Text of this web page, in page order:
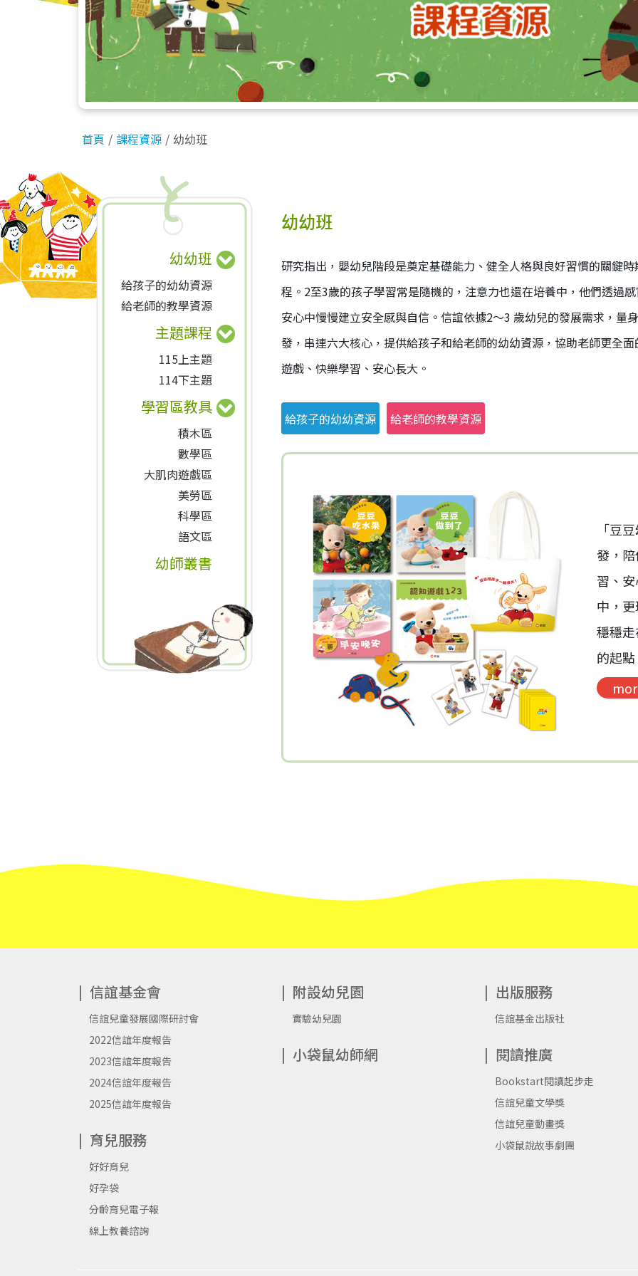
首頁 課程資源 幼幼班
幼幼班
給孩子的幼幼資源
給老師的教學資源
主題課程
115上主題
114下主題
學習區教具
積木區
數學區
大肌肉遊戲區
美勞區
科學區
語文區
幼師叢書
幼幼班
研究指出，嬰幼兒階段是奠定基礎能力、健全人格與良好習慣的關鍵
程。2至3歲的孩子學習常是隨機的，注意力也還在培養中，他們透過
安心中慢慢建立安全感與自信。信誼依據2～3 歲幼兒的發展需求，量
發，串連六大核心，提供給孩子和給老師的幼幼資源，協助老師更全
遊戲、快樂學習、安心長大。
給孩子的幼幼資源 給老師的教學資源
「豆
發，
習、
中，
穩穩
的起
信誼基金會
信誼兒童發展國際研討會
2022信誼年度報告
2023信誼年度報告
2024信誼年度報告
2025信誼年度報告
育兒服務
好好育兒
好孕袋
分齡育兒電子報
線上教養諮詢
附設幼兒園
實驗幼兒園
小袋鼠幼師網
出版服務
信誼基金出版社
閱讀推廣
Bookstart閱讀起步走
信誼兒童文學獎
信誼兒童動畫獎
小袋鼠說故事劇團